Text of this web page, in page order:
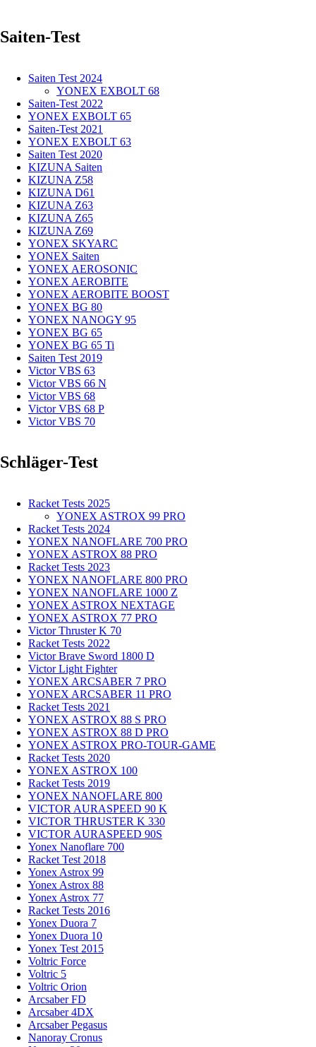
Saiten-Test
Saiten Test 2024
YONEX EXBOLT 68
Saiten-Test 2022
YONEX EXBOLT 65
Saiten-Test 2021
YONEX EXBOLT 63
Saiten Test 2020
KIZUNA Saiten
KIZUNA Z58
KIZUNA D61
KIZUNA Z63
KIZUNA Z65
KIZUNA Z69
YONEX SKYARC
YONEX Saiten
YONEX AEROSONIC
YONEX AEROBITE
YONEX AEROBITE BOOST
YONEX BG 80
YONEX NANOGY 95
YONEX BG 65
YONEX BG 65 Ti
Saiten Test 2019
Victor VBS 63
Victor VBS 66 N
Victor VBS 68
Victor VBS 68 P
Victor VBS 70
Schläger-Test
Racket Tests 2025
YONEX ASTROX 99 PRO
Racket Tests 2024
YONEX NANOFLARE 700 PRO
YONEX ASTROX 88 PRO
Racket Tests 2023
YONEX NANOFLARE 800 PRO
YONEX NANOFLARE 1000 Z
YONEX ASTROX NEXTAGE
YONEX ASTROX 77 PRO
Victor Thruster K 70
Racket Tests 2022
Victor Brave Sword 1800 D
Victor Light Fighter
YONEX ARCSABER 7 PRO
YONEX ARCSABER 11 PRO
Racket Tests 2021
YONEX ASTROX 88 S PRO
YONEX ASTROX 88 D PRO
YONEX ASTROX PRO-TOUR-GAME
Racket Tests 2020
YONEX ASTROX 100
Racket Tests 2019
YONEX NANOFLARE 800
VICTOR AURASPEED 90 K
VICTOR THRUSTER K 330
VICTOR AURASPEED 90S
Yonex Nanoflare 700
Racket Test 2018
Yonex Astrox 99
Yonex Astrox 88
Yonex Astrox 77
Racket Tests 2016
Yonex Duora 7
Yonex Duora 10
Yonex Test 2015
Voltric Force
Voltric 5
Voltric Orion
Arcsaber FD
Arcsaber 4DX
Arcsaber Pegasus
Nanoray Cronus